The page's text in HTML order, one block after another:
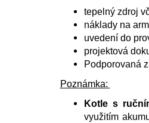
tepelný zdroj
náklady na
uvedení do
projektová
Podporovaná
Poznámka:
Kotle s
využitím